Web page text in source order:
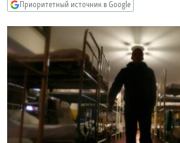
Вернутся
поиску
КАВКАЗ.РЕАЛИИ
СЕВЕР.РЕАЛИИ
СИБИРЬ.РЕАЛИИ
РАСПИСАНИЕ ВЕЩАНИЯ
ПОДПИШИТЕСЬ НА РАССЫЛКУ
СОЦИАЛЬНЫЕ СЕТИ
Приоритетный источник в Google